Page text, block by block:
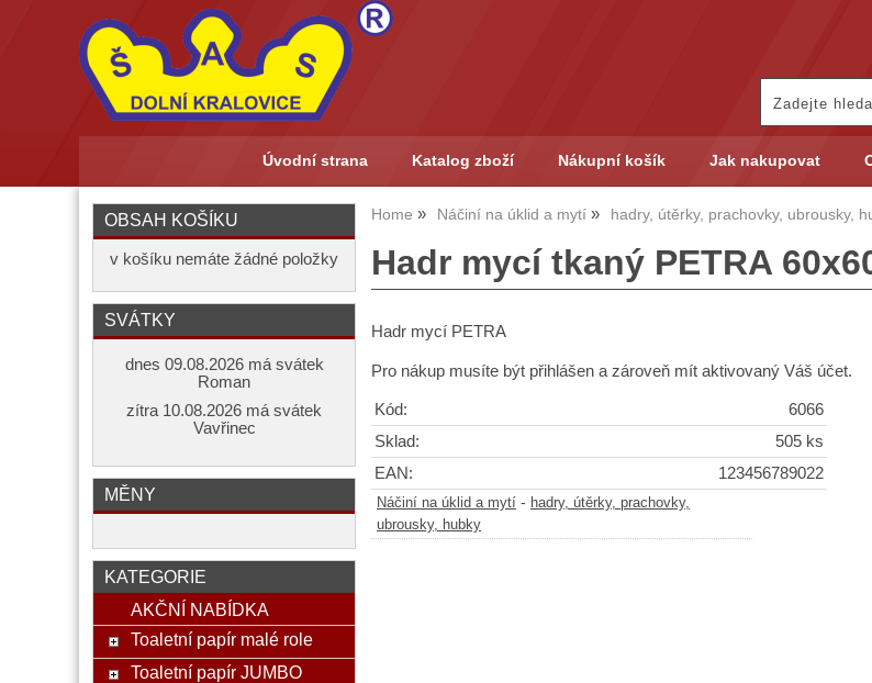
Úvodní strana Katalog zboží Nákupní košík Jak nakupovat
Home Náčiní na úklid a mytí hadry, útěrky, prachovky, ubrousky,
Hadr mycí tkaný PETRA
Hadr mycí PETRA
Pro nákup musíte být přihlášen a zároveň mít aktivovaný Váš účet.
Kód:
6066
Sklad:
505 ks
EAN:
123456789022
Náčiní na úklid a mytí - hadry, útěrky, prachovky,
ubrousky, hubky
OBSAH KOŠÍKU
v košíku nemáte žádné položky
SVÁTKY
dnes 09.08.2026 má svátek
Roman
zítra 10.08.2026 má svátek
Vavřinec
MĚNY
KATEGORIE
AKČNÍ NABÍDKA
Toaletní papír malé role
Toaletní papír JUMBO